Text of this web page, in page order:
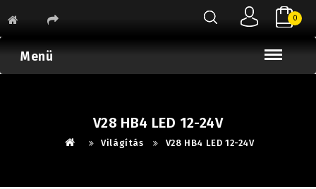
0
Menü
V28 HB4 LED 12-24V
Világítás V28 HB4 LED 12-24V